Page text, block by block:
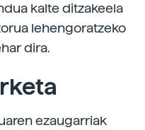
kalte ditzakeela
lehengoratzeko
dira.
ezaugarriak